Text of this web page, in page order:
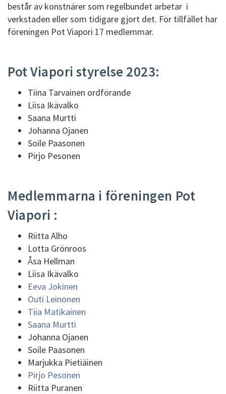
består av konstnärer som regelbundet arbetar i
verkstaden eller som tidigare gjort det. För tillfället har
föreningen Pot Viapori 17 medlemmar.
Pot Viapori styrelse 2023:
Tiina Tarvainen ordförande
Liisa Ikävalko
Saana Murtti
Johanna Ojanen
Soile Paasonen
Pirjo Pesonen
Medlemmarna i föreningen Pot
Viapori :
Riitta Alho
Lotta Grönroos
Åsa Hellman
Liisa Ikävalko
Eeva Jokinen
Outi Leinonen
Tiia Matikainen
Saana Murtti
Johanna Ojanen
Soile Paasonen
Marjukka Pietiäinen
Pirjo Pesonen
Riitta Puranen